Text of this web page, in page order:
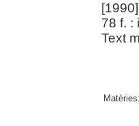
[1990]
78 f. :
Text
Matèries: